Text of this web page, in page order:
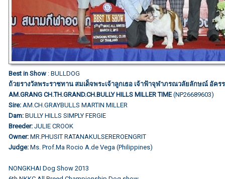
Best in Show : BULLDOG
ถ้วยรางวัลพระราชทาน สมเด็จพระเจ้าลูกเธอ เจ้าฟ้าจุฬาภรณวลัยลักษณ์ อัคร
AM.GRANG CH.TH.GRAND.CH.BULLY HILLS MILLER TIME(NP26689603)
Sire: AM.CH.GRAYBULLS MARTIN MILLER
Dam: BULLY HILLS SIMPLY FERGIE
Breeder: JULIE CROOK
Owner: MR.PHUSIT RATANAKULSEREROENGRIT
Judge: Ms. Prof.Ma Rocio A.de Vega (Philippines)
NONGKHAI Dog Show 2013